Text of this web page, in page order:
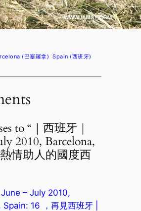
(巴塞羅拿) Spain (西班牙)
to “｜西班牙｜
2010, Barcelona,
情助人的國度西
June – July 2010,
16 ，再見西班牙 |